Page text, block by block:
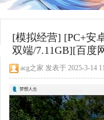
[模拟经营] [PC+安
双端/7.11GB][百度
acg之家 发表于 2025-3-14